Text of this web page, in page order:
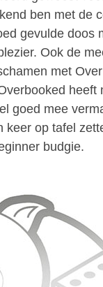
ben met de
gevulde doos
Ook de
met
heeft
goed mee
keer op tafel
budgie.